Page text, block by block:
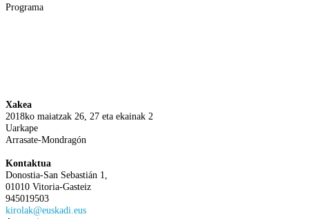
Programa
Xakea
2018ko maiatzak 26, 27 eta ekainak 2
Uarkape
Arrasate-Mondragón
Kontaktua
Donostia-San Sebastián 1,
01010 Vitoria-Gasteiz
945019503
kirolak@euskadi.eus